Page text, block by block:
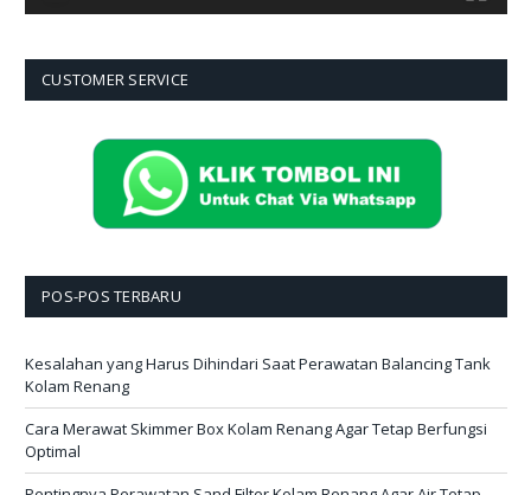
CUSTOMER SERVICE
POS-POS TERBARU
Kesalahan yang Harus Dihindari Saat Perawatan Balancing Tank
Kolam Renang
Cara Merawat Skimmer Box Kolam Renang Agar Tetap Berfungsi
Optimal